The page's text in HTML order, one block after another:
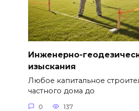
Инженерно-
изыскания
Любое капитальное
частного дома до
0 137